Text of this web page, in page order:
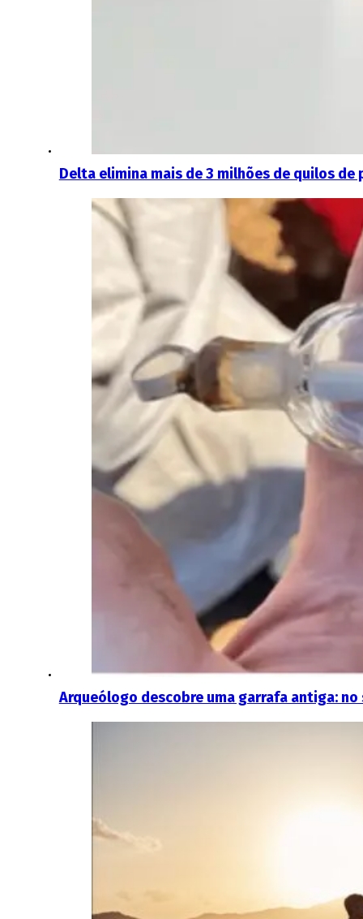
Delta elimina mais de 3 milhões de quilos
Arqueólogo descobre uma garrafa antiga: